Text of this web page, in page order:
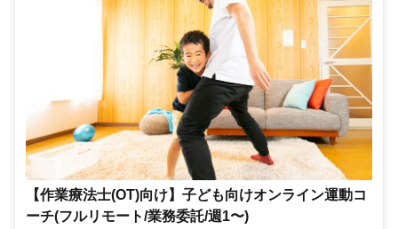
【作業療法士(OT)向け】子ども向けオンライン運動コ
ーチ(フルリモート/業務委託/週1〜)